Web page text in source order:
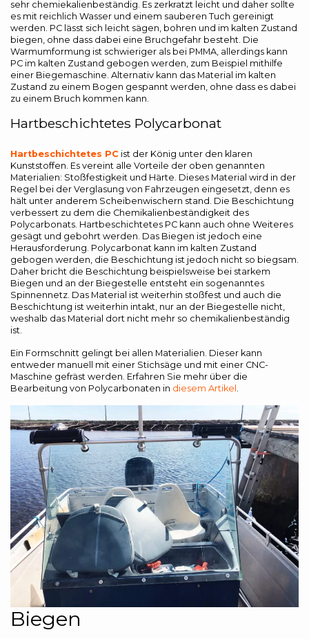
sehr chemiekalienbeständig. Es zerkratzt leicht und daher sollte
es mit reichlich Wasser und einem sauberen Tuch gereinigt
werden. PC lässt sich leicht sägen, bohren und im kalten Zustand
biegen, ohne dass dabei eine Bruchgefahr besteht. Die
Warmumformung ist schwieriger als bei PMMA, allerdings kann
PC im kalten Zustand gebogen werden, zum Beispiel mithilfe
einer Biegemaschine. Alternativ kann das Material im kalten
Zustand zu einem Bogen gespannt werden, ohne dass es dabei
zu einem Bruch kommen kann.
Hartbeschichtetes Polycarbonat
Hartbeschichtetes PC ist der König unter den klaren
Kunststoffen. Es vereint alle Vorteile der oben genannten
Materialien: Stoßfestigkeit und Härte. Dieses Material wird in der
Regel bei der Verglasung von Fahrzeugen eingesetzt, denn es
hält unter anderem Scheibenwischern stand. Die Beschichtung
verbessert zu dem die Chemikalienbeständigkeit des
Polycarbonats. Hartbeschichtetes PC kann auch ohne Weiteres
gesägt und gebohrt werden. Das Biegen ist jedoch eine
Herausforderung. Polycarbonat kann im kalten Zustand
gebogen werden, die Beschichtung ist jedoch nicht so biegsam.
Daher bricht die Beschichtung beispielsweise bei starkem
Biegen und an der Biegestelle entsteht ein sogenanntes
Spinnennetz. Das Material ist weiterhin stoßfest und auch die
Beschichtung ist weiterhin intakt, nur an der Biegestelle nicht,
weshalb das Material dort nicht mehr so chemikalienbeständig
ist.
Ein Formschnitt gelingt bei allen Materialien. Dieser kann
entweder manuell mit einer Stichsäge und mit einer CNC-
Maschine gefräst werden. Erfahren Sie mehr über die
Bearbeitung von Polycarbonaten in diesem Artikel
Biegen